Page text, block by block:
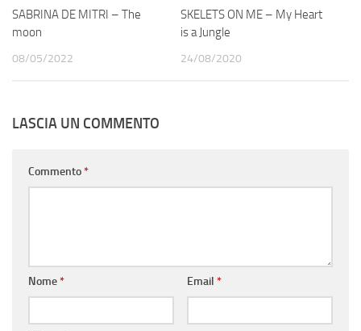
SABRINA DE MITRI – The
moon
08/05/2022
SKELETS ON ME – My Heart
is a Jungle
24/08/2020
LASCIA UN COMMENTO
Commento*
Nome* Email *